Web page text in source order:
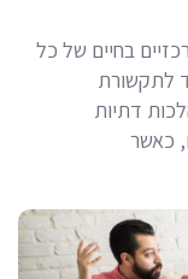
בחיים של כל
לתקשורת
דתיות
כאשר